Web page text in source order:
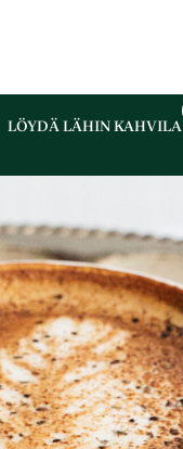
LÖYDÄ LÄHIN KAHVILA